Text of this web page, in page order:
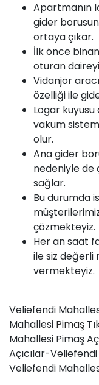
Apartmanın
gider
ortaya çıkar.
İlk önce
oturan
Vidanjör
özelliği ile
Logar kuyusu
vakum
olur.
Ana gider
nedeniyle de
sağlar.
Bu durumda
çözmekteyiz.
Her an saat
ile siz değerli
vermekteyiz.
Veliefendi
Mahallesi Pimaş
Mahallesi Pimaş
Açıcılar-
Veliefendi